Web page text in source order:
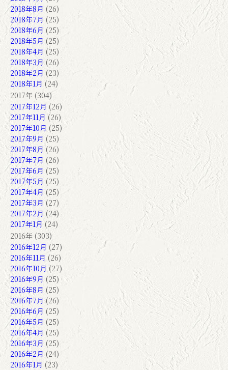
2018年8月 (26)
2018年7月 (25)
2018年6月 (25)
2018年5月 (25)
2018年4月 (25)
2018年3月 (26)
2018年2月 (23)
2018年1月 (24)
2017年 (304)
2017年12月 (26)
2017年11月 (26)
2017年10月 (25)
2017年9月 (25)
2017年8月 (26)
2017年7月 (26)
2017年6月 (25)
2017年5月 (25)
2017年4月 (25)
2017年3月 (27)
2017年2月 (24)
2017年1月 (24)
2016年 (303)
2016年12月 (27)
2016年11月 (26)
2016年10月 (27)
2016年9月 (25)
2016年8月 (25)
2016年7月 (26)
2016年6月 (25)
2016年5月 (25)
2016年4月 (25)
2016年3月 (25)
2016年2月 (24)
2016年1月 (23)